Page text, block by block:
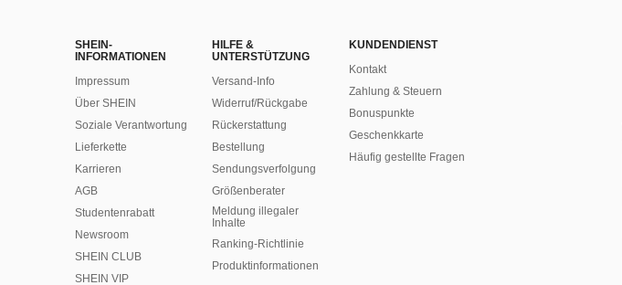
SHEIN-
INFORMATIONEN
Impressum
Über SHEIN
Soziale Verantwortung
Lieferkette
Karrieren
AGB
Studentenrabatt
Newsroom
SHEIN CLUB
SHEIN VIP
HILFE &
UNTERSTÜTZUNG
Versand-Info
Widerruf/Rückgabe
Rückerstattung
Bestellung
Sendungsverfolgung
Größenberater
Meldung illegaler
Inhalte
Ranking-Richtlinie
​Produktinformationen
KUNDENDIENST
Kontakt
Zahlung & Steuern
Bonuspunkte
Geschenkkarte
Häufig gestellte Fragen